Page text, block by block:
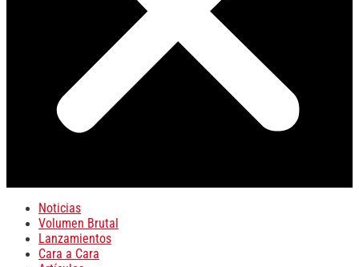
Noticias
Volumen Brutal
Lanzamientos
Cara a Cara